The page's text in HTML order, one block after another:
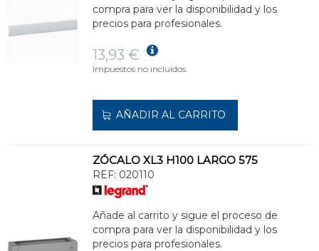
compra para ver la disponibilidad y los
precios para profesionales.
13,93 €
Impuestos no incluidos.
AÑADIR AL CARRITO
ZÓCALO XL3 H100 LARGO 575
REF: 020110
Añade al carrito y sigue el proceso de
compra para ver la disponibilidad y los
precios para profesionales.